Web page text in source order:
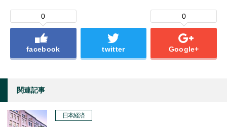
0
facebook twitter
0
Google+
関連記事
日本経済